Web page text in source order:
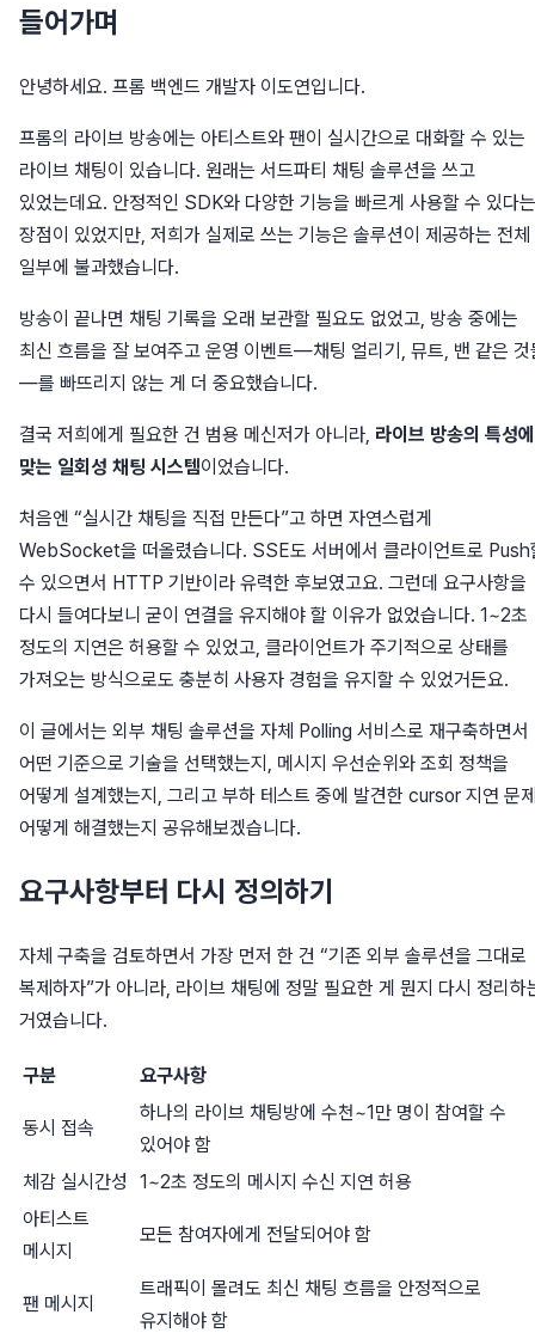
들어가며
안녕하세요. 프롬 백엔드 개발자 이도연입니다.
프롬의 라이브 방송에는 아티스트와 팬이 실시간으로 대화할 수 있는
라이브 채팅이 있습니다. 원래는 서드파티 채팅 솔루션을 쓰고
있었는데요. 안정적인 SDK와 다양한 기능을 빠르게 사용할 수 있다는
장점이 있었지만, 저희가 실제로 쓰는 기능은 솔루션이 제공하는 전체
일부에 불과했습니다.
방송이 끝나면 채팅 기록을 오래 보관할 필요도 없었고, 방송 중에는
최신 흐름을 잘 보여주고 운영 이벤트—채팅 얼리기, 뮤트, 밴 같은 것
—를 빠뜨리지 않는 게 더 중요했습니다.
결국 저희에게 필요한 건 범용 메신저가 아니라, 라이브 방송의 특성에
맞는 일회성 채팅 시스템이었습니다.
처음엔 “실시간 채팅을 직접 만든다”고 하면 자연스럽게
WebSocket을 떠올렸습니다. SSE도 서버에서 클라이언트로 Push
수 있으면서 HTTP 기반이라 유력한 후보였고요. 그런데 요구사항을
다시 들여다보니 굳이 연결을 유지해야 할 이유가 없었습니다. 1~2초
정도의 지연은 허용할 수 있었고, 클라이언트가 주기적으로 상태를
가져오는 방식으로도 충분히 사용자 경험을 유지할 수 있었거든요.
이 글에서는 외부 채팅 솔루션을 자체 Polling 서비스로 재구축하면서
어떤 기준으로 기술을 선택했는지, 메시지 우선순위와 조회 정책을
어떻게 설계했는지, 그리고 부하 테스트 중에 발견한 cursor 지연 문
어떻게 해결했는지 공유해보겠습니다.
요구사항부터 다시 정의하기
자체 구축을 검토하면서 가장 먼저 한 건 “기존 외부 솔루션을 그대로
복제하자”가 아니라, 라이브 채팅에 정말 필요한 게 뭔지 다시 정리하
거였습니다.
구분 요구사항
동시 접속
하나의 라이브 채팅방에 수천~1만 명이 참여할 수
있어야 함
체감 실시간성
1~2초 정도의 메시지 수신 지연 허용
아티스트
메시지
모든 참여자에게 전달되어야 함
팬 메시지
트래픽이 몰려도 최신 채팅 흐름을 안정적으로
유지해야 함